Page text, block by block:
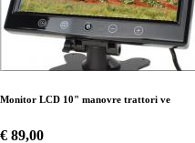
Monitor LCD 10" manovre trattori ve
€ 89,00